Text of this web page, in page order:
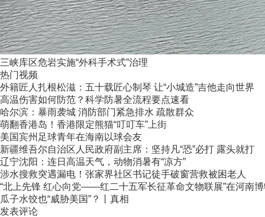
三峡库区危岩实施“外科手术式”治理
热门视频
外籍匠人扎根松滋：五十载匠心制琴 让“小城造”吉他走向世界
高温伤害如何防范？科学防暑全流程要点速看
哈尔滨：暴雨袭城 消防部门紧急排水 疏散群众
萌翻香港岛！香港限定熊猫“叮叮车”上街
美国宾州足球青年在海南以球会友
新疆维吾尔自治区人民政府副主席：坚持凡“恐”必打 露头就打
辽宁沈阳：连日高温天气，动物消暑有“凉方”
涉水搜救突遇漏电！张家界社区书记徒手破窗营救被困老人
“北上先锋 红心向党——红二十五军长征革命文物联展”在河南
瓜子水饺也“威胁美国”？丨真相
发表评论